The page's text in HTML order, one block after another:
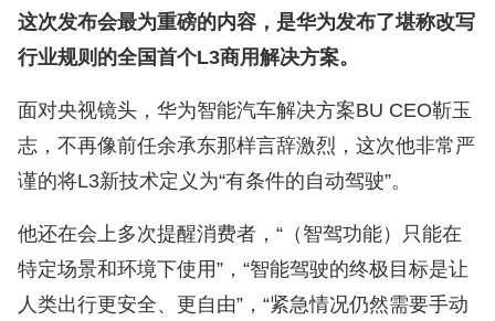
这次发布会最为重磅的内容，是华为发布了堪称改写
行业规则的全国首个L3商用解决方案。
面对央视镜头，华为智能汽车解决方案BU CEO靳玉
志，不再像前任余承东那样言辞激烈，这次他非常严
谨的将L3新技术定义为“有条件的自动驾驶”。
他还在会上多次提醒消费者，“（智驾功能）只能在
特定场景和环境下使用”，“智能驾驶的终极目标是让
人类出行更安全、更自由”，“紧急情况仍然需要手动